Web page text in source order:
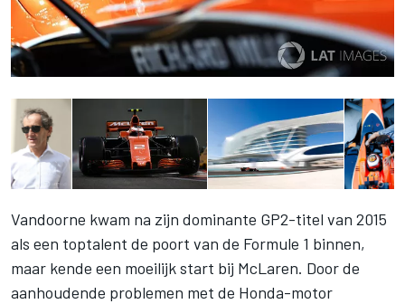
Vandoorne kwam na zijn dominante GP2-titel van 2015
als een toptalent de poort van de Formule 1 binnen,
maar kende een moeilijk start bij McLaren. Door de
aanhoudende problemen met de Honda-motor